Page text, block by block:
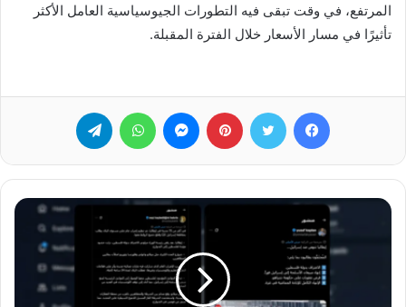
المرتفع، في وقت تبقى فيه التطورات الجيوسياسية العامل الأكثر
تأثيرًا في مسار الأسعار خلال الفترة المقبلة.
فيسبوك تويتر بينتيريست ماسنجر واتساب